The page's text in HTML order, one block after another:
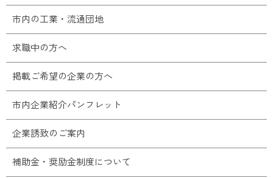
市内の工業・流通団地
求職中の方へ
掲載ご希望の企業の方へ
市内企業紹介パンフレット
企業誘致のご案内
補助金・奨励金制度について